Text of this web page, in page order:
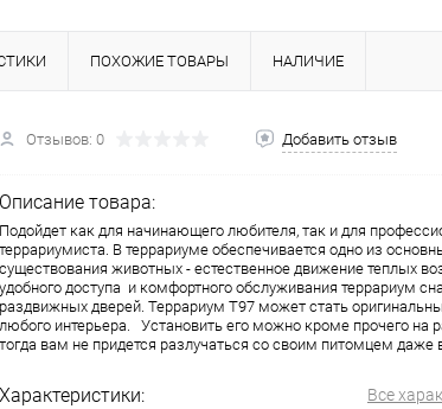
ПОХОЖИЕ ТОВАРЫ НАЛИЧИЕ
Отзывов: 0 Добавить отзыв
Описание товара:
Подойдет как для начинающего любителя, так и для
террариумиста. В террариуме обеспечивается одно из
существования животных - естественное движение теплых
удобного доступа и комфортного обслуживания террариум
раздвижных дверей. Террариум Т97 может стать
любого интерьера. Установить его можно кроме прочего на
тогда вам не придется разлучаться со своим питомцем даже
Характеристики: Все